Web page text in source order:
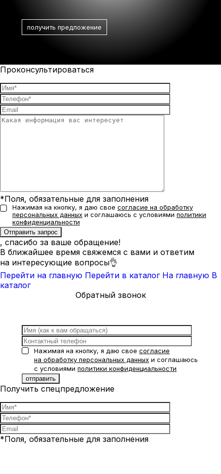
Проконсультироваться
*Поля, обязательные для заполнения
Нажимая на кнопку, я даю свое согласие на обработку
персональных данных и соглашаюсь с условиями политики
конфиденциальности
, спасибо за ваше обращение!
В ближайшее время свяжемся с вами и ответим
на интересующие вопросы👌
Перейти на главную Перейти в каталог На главную В
каталог
Обратный звонок
Нажимая на кнопку, я даю свое согласие
на обработку персональных данных и соглашаюсь
с условиями политики конфиденциальности
Получить спецпредложение
*Поля, обязательные для заполнения